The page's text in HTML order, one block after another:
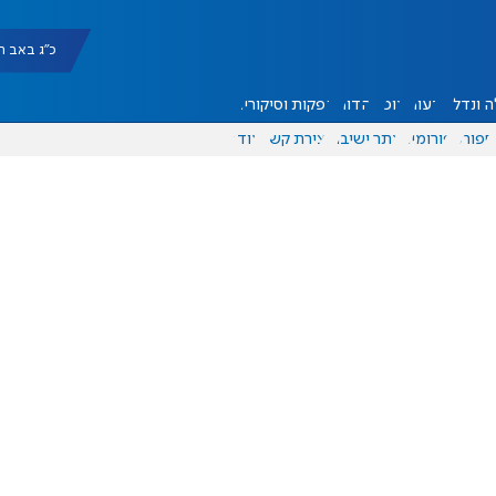
כ"ג באב תשפ"ו
ונדל"ן דעות אוכל יהדות הפקות וסיקורים
ספורט פורומים אתר ישיבה יצירת קשר עוד